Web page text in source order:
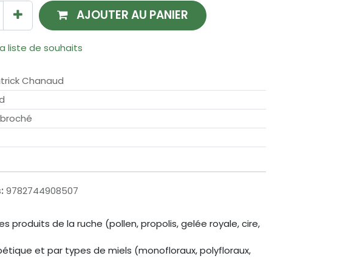
AJOUTER AU PANIER
liste de souhaits
Chanaud
9782744908507
produits de la ruche (pollen, propolis, gelée royale, cire,
et par types de miels (monofloraux, polyfloraux,